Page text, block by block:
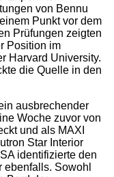
von Bennu
Punkt vor dem
Prüfungen zeigten
Position im
Harvard University.
die Quelle in den
ausbrechender
Woche zuvor von
und als MAXI
Star Interior
identifizierte den
ebenfalls. Sowohl